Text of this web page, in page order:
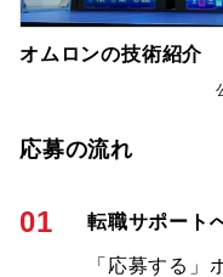
オムロンの技術紹介
応募の流れ
01 転職サポート
「応募する」